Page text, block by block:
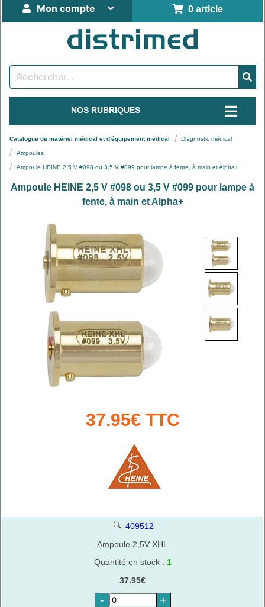
0 article
Mon compte
NOS RUBRIQUES
Catalogue de matériel médical et d'équipement médical Diagnostic médical
Ampoules
Ampoule HEINE 2,5 V #098 ou 3,5 V #099 pour lampe à fente, à main et Alpha+
Ampoule HEINE 2,5 V #098 ou 3,5 V #099 pour lampe à
fente, à main et Alpha+
37.95€ TTC
409512
Ampoule 2,5V XHL
Quantité en stock : 1
37.95€
- +